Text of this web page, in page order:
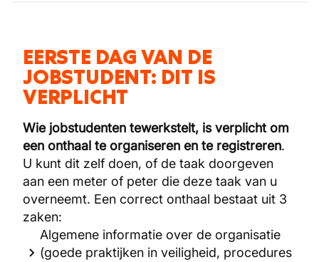
EERSTE DAG VAN DE
JOBSTUDENT: DIT IS
VERPLICHT
Wie jobstudenten tewerkstelt, is verplicht om
een onthaal te organiseren en te registreren.
U kunt dit zelf doen, of de taak doorgeven
aan een meter of peter die deze taak van u
overneemt. Een correct onthaal bestaat uit 3
zaken:
Algemene informatie over de organisatie
(goede praktijken in veiligheid, procedures